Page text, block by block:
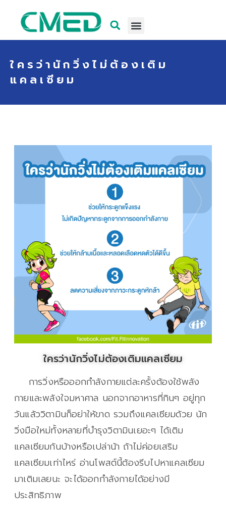
ใครว่านักวิ่งไม่ต้องเติม
แคลเซียม
ใครว่านักวิ่งไม่ต้องเติมแคลเซียม
การวิ่งหรือออกกำลังกายแต่ละครั้งต้องใช้พลัง
กายและพลังใจมหาศาล นอกจากอาหารที่กินๆ อยู่ทุก
วันแล้ววิตามินก็อย่าให้ขาด รวมถึงแคลเซียมด้วย นัก
วิ่งมือใหม่ทั้งหลายที่บำรุงวิตามินเยอะๆ ได้เติม
แคลเซียมกันบ้างหรือเปล่าน้า ถ้าไม่ค่อยเสริม
แคลเซียมเท่าไหร่ อ่านโพสต์นี้ต้องรีบไปหาแคลเซียม
มาเติมเลยนะ จะได้ออกกำลังกายได้อย่างมี
ประสิทธิภาพ